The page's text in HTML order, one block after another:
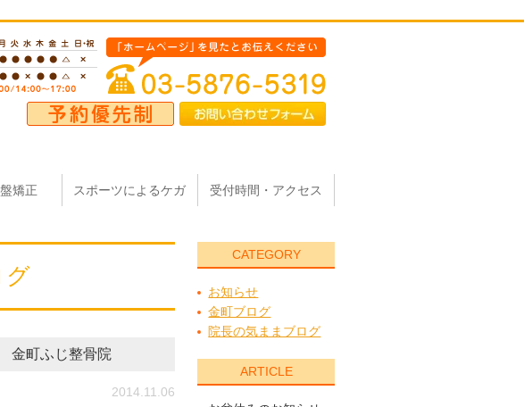
矯正 スポーツによるケガ 受付時間・アクセス
グ
金町ふじ整骨院
2014.11.06
CATEGORY
お知らせ
金町ブログ
院長の気ままブログ
ARTICLE